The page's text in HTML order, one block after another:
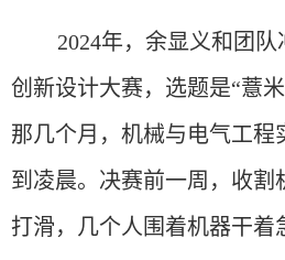
2024年，余显义和团
创新设计大赛，选题是“薏
那几个月， 机械与电气工程
到凌晨。决赛前一周，收割
打滑，几个人围着机器干着